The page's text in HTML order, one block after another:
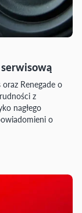
Renegade o
z
nagłego
o